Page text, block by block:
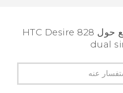
البحث عن المواضيع حول HTC Desire 828
dual